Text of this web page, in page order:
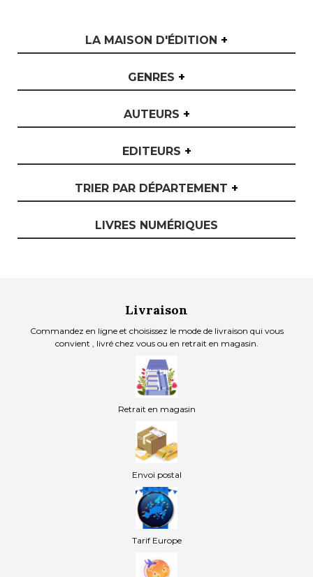
LA MAISON D'ÉDITION +
GENRES +
AUTEURS +
EDITEURS +
TRIER PAR DÉPARTEMENT +
LIVRES NUMÉRIQUES
Livraison
Commandez en ligne et choisissez le mode de livraison qui vous
convient , livré chez vous ou en retrait en magasin.
Retrait en magasin
Envoi postal
Tarif Europe